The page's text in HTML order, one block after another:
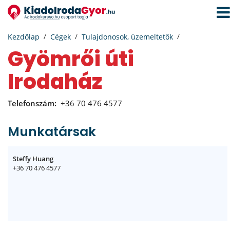
Kezdőlap Cégek Tulajdonosok, üzemeltetők
Gyömrői úti
Irodaház
Telefonszám: +36 70 476 4577
Munkatársak
Steffy Huang
+36 70 476 4577